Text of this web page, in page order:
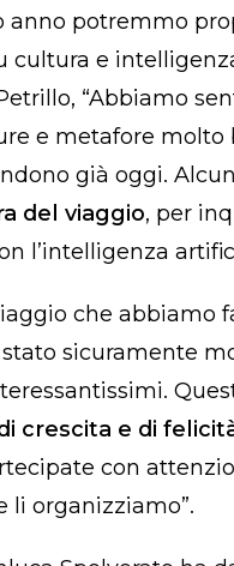
anno potremmo
cultura e
“Abbiamo
e metafore molto
già oggi.
del viaggio, per
l’intelligenza
che abbiamo
sicuramente
crescita e di
con
li organizziamo”.